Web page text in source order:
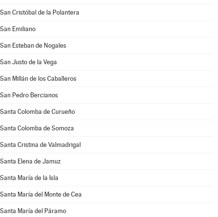
San Cristóbal de la Polantera
San Emiliano
San Esteban de Nogales
San Justo de la Vega
San Millán de los Caballeros
San Pedro Bercianos
Santa Colomba de Curueño
Santa Colomba de Somoza
Santa Cristina de Valmadrigal
Santa Elena de Jamuz
Santa María de la Isla
Santa María del Monte de Cea
Santa María del Páramo